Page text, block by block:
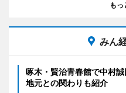
もっ
みん
啄木・賢治青春館で中村
地元との関わりも紹介